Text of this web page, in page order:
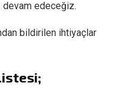
devam edeceğiz.
bildirilen ihtiyaçlar